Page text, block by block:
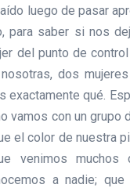
luego de pasar
para saber si nos
del punto de
dos
exactamente qué.
vamos con un grupo
el color de nuestra
venimos muchos
a nadie;